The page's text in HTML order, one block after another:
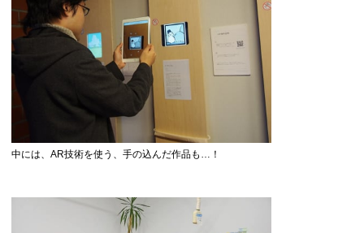
中には、AR技術を使う、手の込んだ作品も…！